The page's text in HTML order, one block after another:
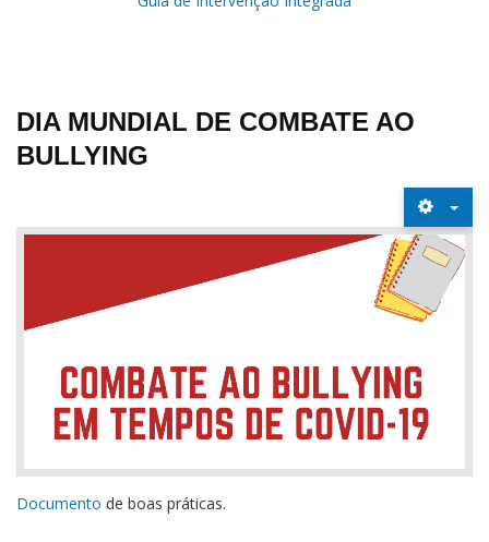
DIA MUNDIAL DE COMBATE AO
BULLYING
Documento de boas práticas.